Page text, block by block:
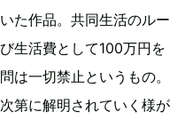
た作品。共同生活のルー
生活費として100万円を
は一切禁止というもの。
第に解明されていく様が